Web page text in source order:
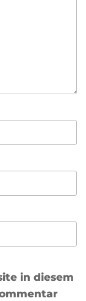
in diesem